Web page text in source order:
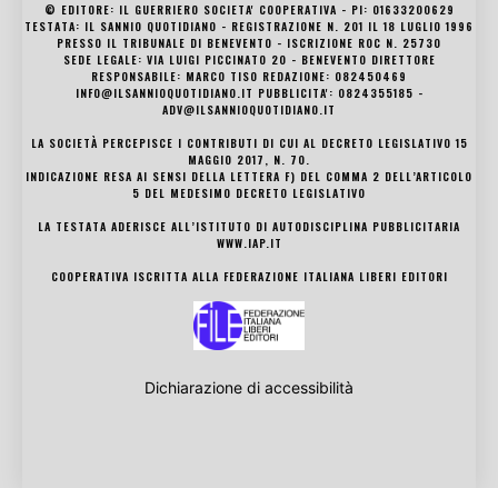
© EDITORE: IL GUERRIERO SOCIETA' COOPERATIVA - PI: 01633200629
TESTATA: IL SANNIO QUOTIDIANO - REGISTRAZIONE N. 201 IL 18 LUGLIO 1996
PRESSO IL TRIBUNALE DI BENEVENTO - ISCRIZIONE ROC N. 25730
SEDE LEGALE: VIA LUIGI PICCINATO 20 - BENEVENTO DIRETTORE
RESPONSABILE: MARCO TISO REDAZIONE: 082450469
INFO@ILSANNIOQUOTIDIANO.IT PUBBLICITA': 0824355185 -
ADV@ILSANNIOQUOTIDIANO.IT
LA SOCIETÀ PERCEPISCE I CONTRIBUTI DI CUI AL DECRETO LEGISLATIVO 15
MAGGIO 2017, N. 70.
INDICAZIONE RESA AI SENSI DELLA LETTERA F) DEL COMMA 2 DELL’ARTICOLO
5 DEL MEDESIMO DECRETO LEGISLATIVO
LA TESTATA ADERISCE ALL’ISTITUTO DI AUTODISCIPLINA PUBBLICITARIA
WWW.IAP.IT
COOPERATIVA ISCRITTA ALLA FEDERAZIONE ITALIANA LIBERI EDITORI
Dichiarazione di accessibilità